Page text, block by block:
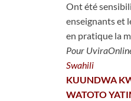
Ont été
enseignants et
en pratique la
Pour
Swahili
KUUNDWA
WATOTO